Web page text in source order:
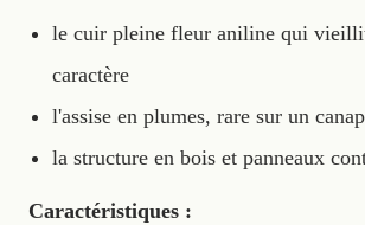
le cuir pleine fleur aniline qui
caractère
l'assise en plumes, rare sur un
la structure en bois et panneaux
Caractéristiques :